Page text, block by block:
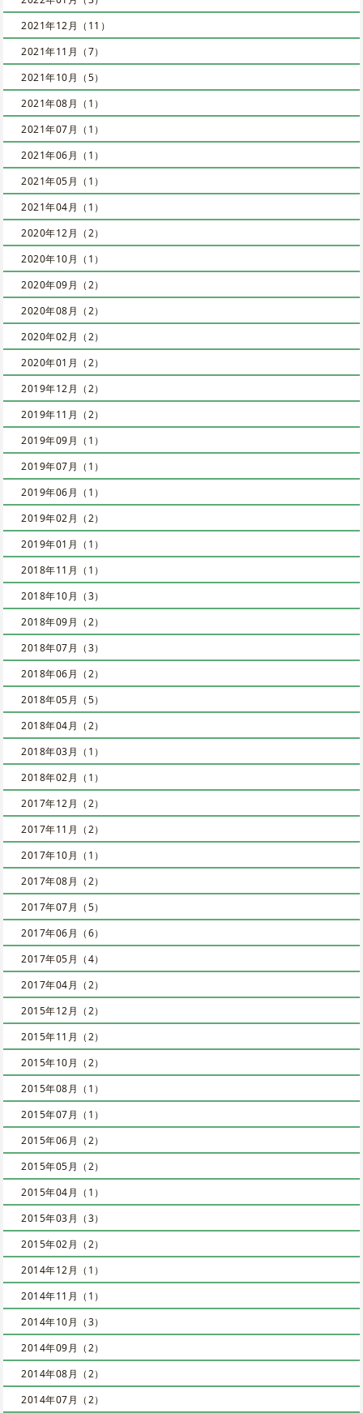
2021年12月（11）
2021年11月（7）
2021年10月（5）
2021年08月（1）
2021年07月（1）
2021年06月（1）
2021年05月（1）
2021年04月（1）
2020年12月（2）
2020年10月（1）
2020年09月（2）
2020年08月（2）
2020年02月（2）
2020年01月（2）
2019年12月（2）
2019年11月（2）
2019年09月（1）
2019年07月（1）
2019年06月（1）
2019年02月（2）
2019年01月（1）
2018年11月（1）
2018年10月（3）
2018年09月（2）
2018年07月（3）
2018年06月（2）
2018年05月（5）
2018年04月（2）
2018年03月（1）
2018年02月（1）
2017年12月（2）
2017年11月（2）
2017年10月（1）
2017年08月（2）
2017年07月（5）
2017年06月（6）
2017年05月（4）
2017年04月（2）
2015年12月（2）
2015年11月（2）
2015年10月（2）
2015年08月（1）
2015年07月（1）
2015年06月（2）
2015年05月（2）
2015年04月（1）
2015年03月（3）
2015年02月（2）
2014年12月（1）
2014年11月（1）
2014年10月（3）
2014年09月（2）
2014年08月（2）
2014年07月（2）